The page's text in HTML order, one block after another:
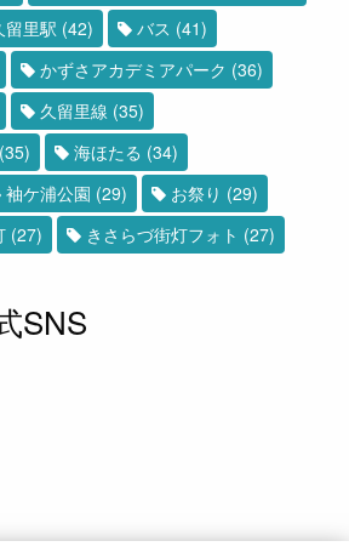
留里駅 (42) バス (41)
かずさアカデミアパーク (36)
久留里線 (35)
(35) 海ほたる (34)
袖ケ浦公園 (29) お祭り (29)
(27) きさらづ街灯フォト (27)
SNS